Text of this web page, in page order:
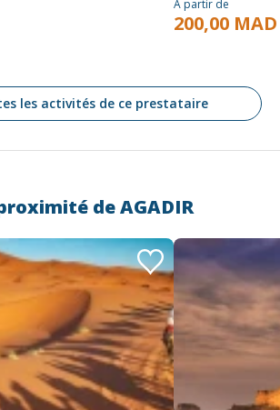
À partir de
200,00 MAD
les activités de ce prestataire
deAGADIR